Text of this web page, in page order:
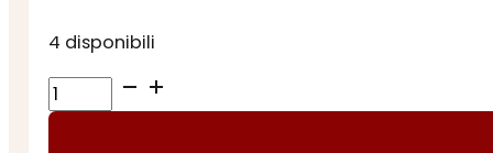
4 disponibili
Saponetta
a